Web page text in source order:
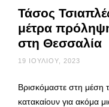
Τάσος
μέτρα
στη Θεσσαλία
19 ΙΟΥΛΊΟΥ, 2023
Βρισκόμαστε στη μέση
κατακαίουν για ακόμα